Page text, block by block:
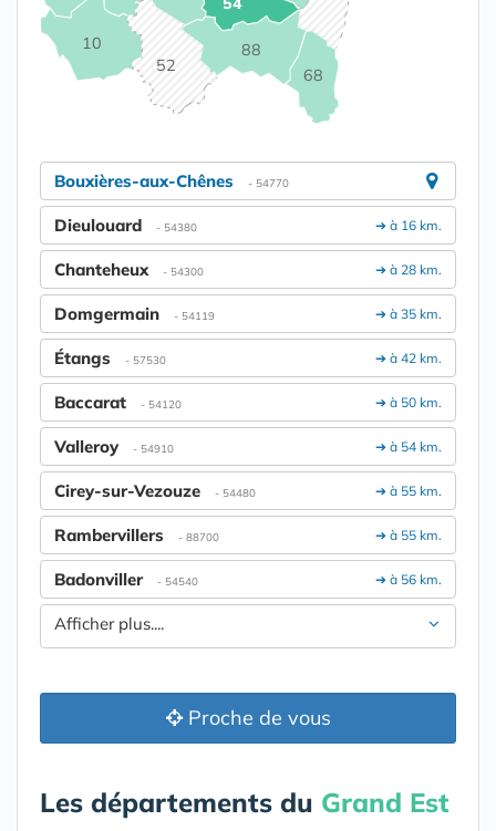
10
52
68
88
Bouxières-aux-Chênes - 54770
➔ à 16 km.
Dieulouard - 54380
➔ à 28 km.
Chanteheux - 54300
➔ à 35 km.
Domgermain - 54119
➔ à 42 km.
Étangs - 57530
➔ à 50 km.
Baccarat - 54120
➔ à 54 km.
Valleroy - 54910
➔ à 55 km.
Cirey-sur-Vezouze - 54480
➔ à 55 km.
Rambervillers - 88700
➔ à 56 km.
Badonviller - 54540
Afficher plus....
Proche de vous
Les départements du Grand Est